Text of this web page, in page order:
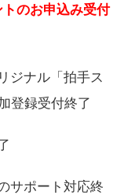
のお申込み受付
ジナル「拍手ス
登録受付終了
サポート対応終